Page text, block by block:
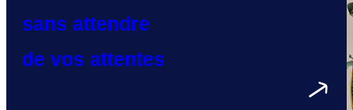
sans attendre
de vos attentes